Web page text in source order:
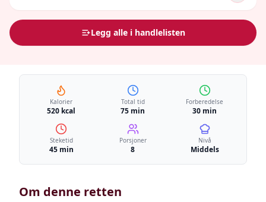
Legg alle i handlelisten
Kalorier
520 kcal
Total tid
75 min
Forberedelse
30 min
Steketid
45 min
Porsjoner
8
Nivå
Middels
Om denne retten